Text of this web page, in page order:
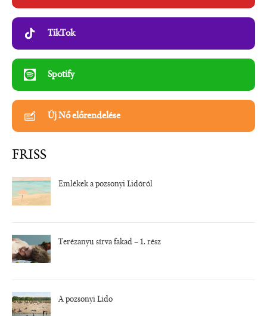
TikTok
Spotify
Új Nő előrendelése
FRISS
Emlékek a pozsonyi Lidóról
Terézanyu sírva fakad – 1. rész
A pozsonyi Lido